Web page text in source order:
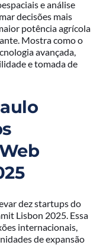
e análise
decisões mais
potência agrícola
Mostra como o
avançada,
e tomada de
dez startups do
Lisbon 2025. Essa
internacionais,
de expansão